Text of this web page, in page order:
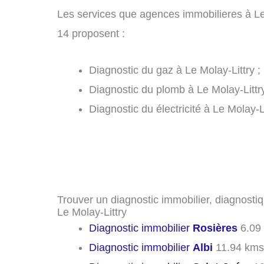
Les services que agences immobilieres à
14 proposent :
Diagnostic du gaz à Le Molay-Littry ;
Diagnostic du plomb à Le Molay-
Diagnostic du électricité à Le Molay-
Trouver un diagnostic immobilier,
Le Molay-Littry
Diagnostic immobilier Rosières 6.09
Diagnostic immobilier Albi 11.94 kms